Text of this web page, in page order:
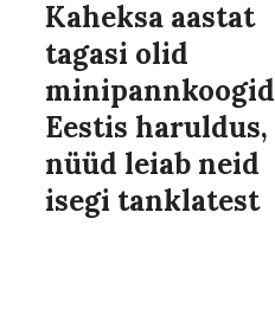
Kaheksa aastat
tagasi olid
minipannkoogid
Eestis haruldus,
nüüd leiab neid
isegi tanklatest